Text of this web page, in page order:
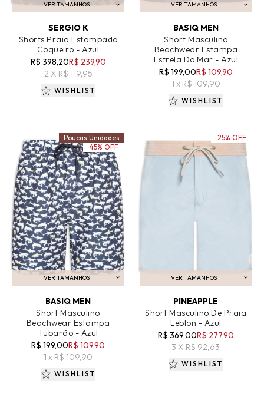
VER TAMANHOS
ADICIONAR AO CARRINHO
SERGIO K
Shorts Praia Estampado
Coqueiro - Azul
R$ 398,20R$ 239,90
2 X R$ 119,95
WISHLIST
VER TAMANHOS
ADICIONAR AO CARRINHO
BASIQ MEN
Short Masculino
Beachwear Estampa
Estrela Do Mar - Azul
R$ 199,00R$ 109,90
1 x R$ 109,90
WISHLIST
VER TAMANHOS
ADICIONAR AO CARRINHO
BASIQ MEN
Short Masculino
Beachwear Estampa
Tubarão - Azul
R$ 199,00R$ 109,90
1 x R$ 109,90
Poucas Unidades
45% OFF
WISHLIST
VER TAMANHOS
ADICIONAR AO CARRINHO
PINEAPPLE
Short Masculino De Praia
Leblon - Azul
R$ 369,00R$ 277,90
3 X R$ 92,63
25% OFF
WISHLIST